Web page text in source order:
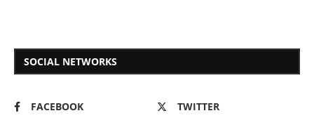
SOCIAL NETWORKS
FACEBOOK
TWITTER